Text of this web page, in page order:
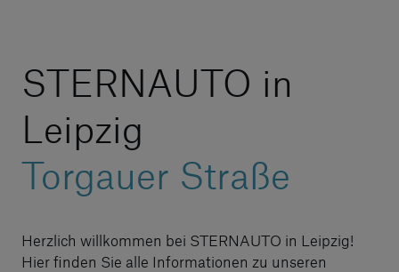
STERNAUTO in
Leipzig
Torgauer Straße
Herzlich willkommen bei STERNAUTO in Leipzig!
Hier finden Sie alle Informationen zu unseren